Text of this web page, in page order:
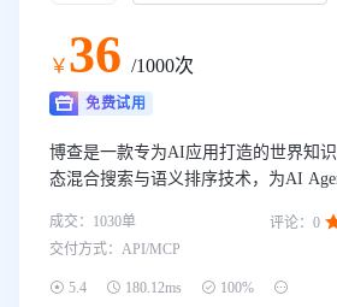
￥ 36 /1000次
免费试用
博查是一款专为AI应用打造的世界知
态混合搜索与语义排序技术，为AI
服务20000+泛企业用户，日调用量超
的官方搜索引擎，也同时成为腾讯、字
官方推荐搜索服务。
成交： 1030单 评论： 0
交付方式： API/MCP
 5.4  180.12ms  100% 